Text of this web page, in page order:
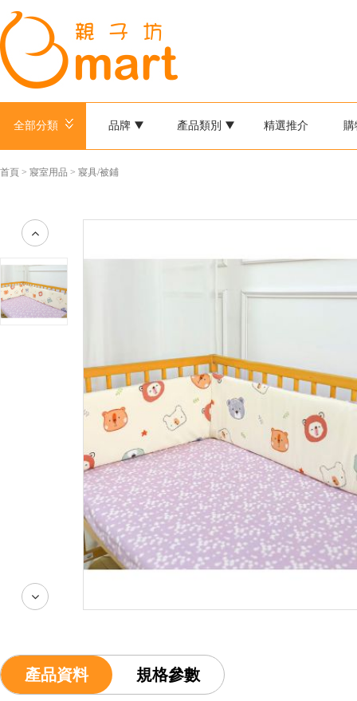
全部分類 品牌 產品類別 精選推介 購
首頁 > 寢室用品 > 寢具/被鋪
產品資料 規格參數